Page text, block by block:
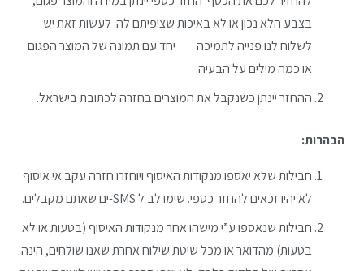
בצבע הלא נכון או לא באיכות שציפיתם לה. לעשות זאת יש
לשלוח לנו פנייה לתמיכה
יחד עם תמונה של המוצר הפגום
או כמה מילים על הבעיה.
ההחזר יינתן כשנקבל את המוצרים בחזרה לכתובת בישראל.
הבהרות:
חבילות שלא יאספו מנקודות האיסוף ויוחזרו חזרה עקב אי איסוף
לא יהיו זכאים להחזר כספי. שימו לב ל SMS-ים שאתם מקבלים.
חבילות שנאספו ע”י מישהו אחר מנקודות האיסוף (בטעות או לא
בטעות) מהדואר או מכל שיטת שילוח אחרת שאנו שולחים, הינה